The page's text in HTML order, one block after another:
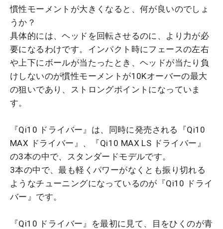
慣性モーメントが大きくなると、何が良いのでしょ
うか？
具体的には、ヘッドを回転させるのに、より力が必
要になるわけです。インパクト時にフェースの左右
や上下にボールが当たったとき、ヘッドが当たり負
けしないのが慣性モーメントが10Kオーバーの最大
の狙いであり、ストロングポイントになっていま
す。
『Qi10 ドライバー』は、同時に発売される『Qi10
MAX ドライバー』、『Qi10 MAX LS ドライバー』
の3本の中で、スタンダードモデルです。
3本の中で、最も軽くパワーがなくとも振り切れる
ようなチューニングになっているのが『Qi10 ドライ
バー』です。
『Qi10 ドライバー』を最初に見て、目をひくのが青